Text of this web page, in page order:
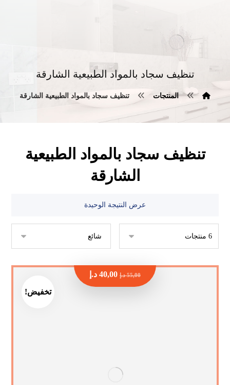
تنظيف سجاد بالمواد الطبيعية الشارقة
المنتجات تنظيف سجاد بالمواد الطبيعية الشارقة
تنظيف سجاد بالمواد الطبيعية
الشارقة
عرض النتيجة الوحيدة
تخفيض!
55,00 د.إ 40,00 د.إ